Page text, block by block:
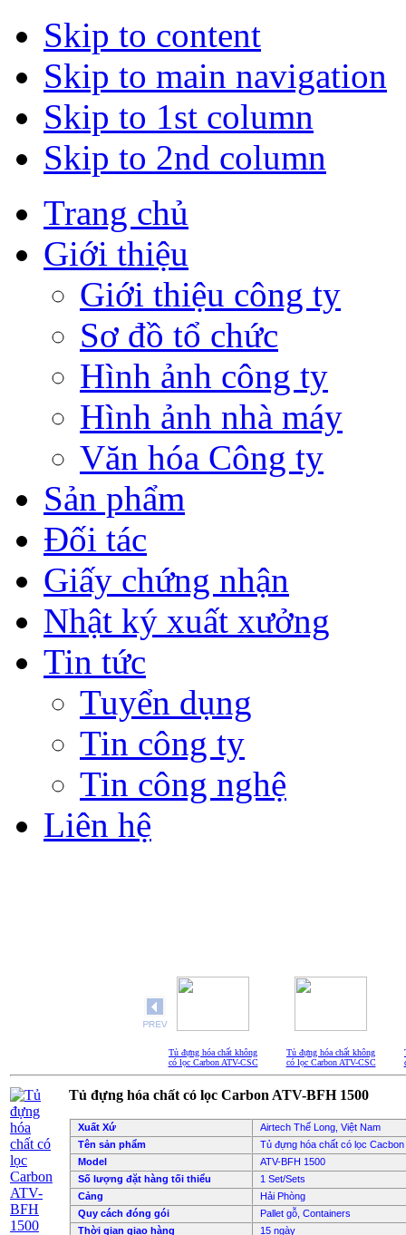
Skip to content
Skip to main navigation
Skip to 1st column
Skip to 2nd column
Trang chủ
Giới thiệu
Giới thiệu công ty
Sơ đồ tổ chức
Hình ảnh công ty
Hình ảnh nhà máy
Văn hóa Công ty
Sản phẩm
Đối tác
Giấy chứng nhận
Nhật ký xuất xưởng
Tin tức
Tuyển dụng
Tin công ty
Tin công nghệ
Liên hệ
Tủ đựng hóa chất không
có lọc Carbon ATV-CSC
Tủ đựng hóa chất không
có lọc Carbon ATV-CSC
Tủ đựng hóa chất có lọc Carbon ATV-BFH 1500
Xuất Xứ
Airtech Thế Long, Việt Nam
Tên sản phẩm
Tủ đựng hóa chất có lọc Cacbon
Model
ATV-BFH 1500
Số lượng đặt hàng tối thiểu
1 Set/Sets
Cảng
Hải Phòng
Quy cách đóng gói
Pallet gỗ, Containers
Thời gian giao hàng
15 ngày